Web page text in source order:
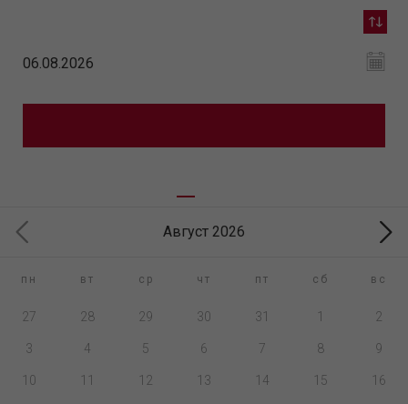
Август 2026
пн вт ср чт пт сб вс
27 28 29 30 31 1 2
3 4 5 6 7 8 9
10 11 12 13 14 15 16